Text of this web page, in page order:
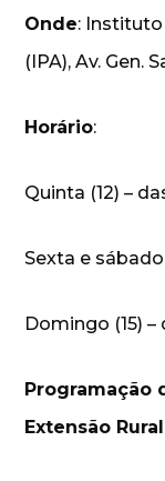
Onde:
(IPA), Av. Gen.
Horário:
Quinta (12) –
Sexta e sábado
Domingo (15) –
Programação
Extensão